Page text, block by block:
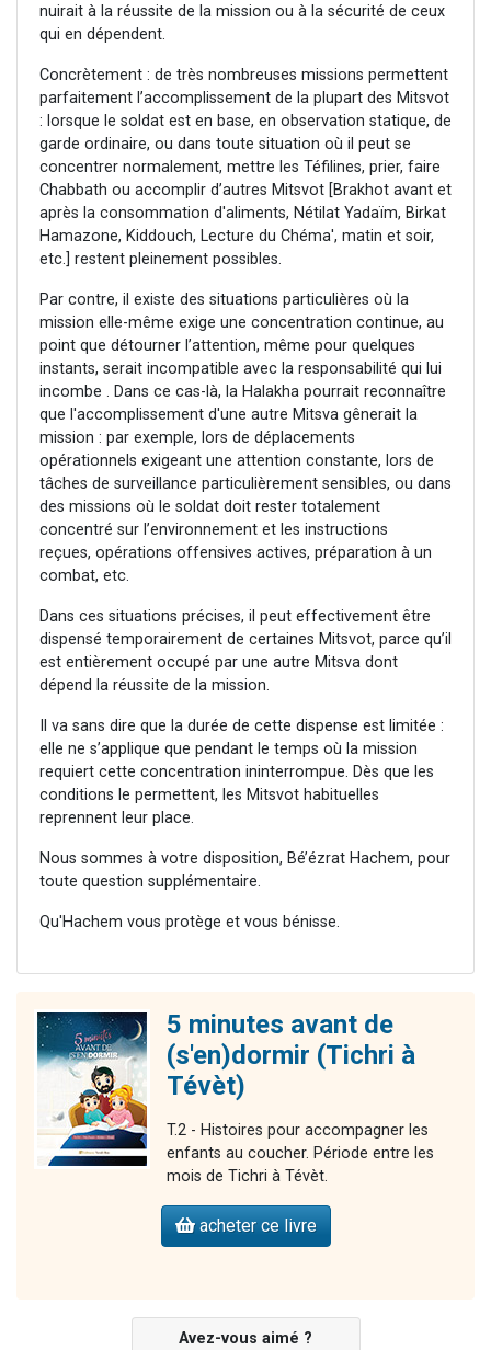
nuirait à la réussite de la mission ou à la sécurité de ceux
qui en dépendent.
Concrètement : de très nombreuses missions permettent
parfaitement l’accomplissement de la plupart des Mitsvot
: lorsque le soldat est en base, en observation statique, de
garde ordinaire, ou dans toute situation où il peut se
concentrer normalement, mettre les Téfilines, prier, faire
Chabbath ou accomplir d’autres Mitsvot [Brakhot avant et
après la consommation d'aliments, Nétilat Yadaïm, Birkat
Hamazone, Kiddouch, Lecture du Chéma', matin et soir,
etc.] restent pleinement possibles.
Par contre, il existe des situations particulières où la
mission elle-même exige une concentration continue, au
point que détourner l’attention, même pour quelques
instants, serait incompatible avec la responsabilité qui lui
incombe . Dans ce cas-là, la Halakha pourrait reconnaître
que l'accomplissement d'une autre Mitsva gênerait la
mission : par exemple, lors de déplacements
opérationnels exigeant une attention constante, lors de
tâches de surveillance particulièrement sensibles, ou dans
des missions où le soldat doit rester totalement
concentré sur l’environnement et les instructions
reçues, opérations offensives actives, préparation à un
combat, etc.
Dans ces situations précises, il peut effectivement être
dispensé temporairement de certaines Mitsvot, parce qu’il
est entièrement occupé par une autre Mitsva dont
dépend la réussite de la mission.
Il va sans dire que la durée de cette dispense est limitée :
elle ne s’applique que pendant le temps où la mission
requiert cette concentration ininterrompue. Dès que les
conditions le permettent, les Mitsvot habituelles
reprennent leur place.
Nous sommes à votre disposition, Bé’ézrat Hachem, pour
toute question supplémentaire.
Qu'Hachem vous protège et vous bénisse.
5 minutes avant de
(s'en)dormir (Tichri à
Tévèt)
T.2 - Histoires pour accompagner les
enfants au coucher. Période entre les
mois de Tichri à Tévèt.
acheter ce livre
Avez-vous aimé ?